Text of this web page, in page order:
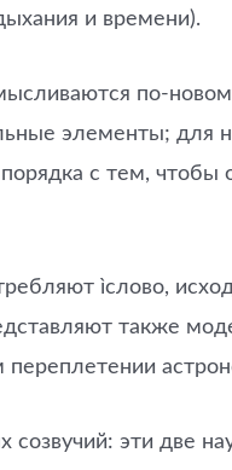
и времени).
по-
элементы; для
с тем, чтобы
ìслово,
также
эти две